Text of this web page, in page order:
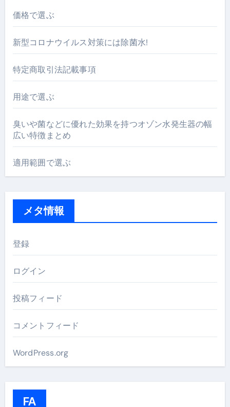
価格で選ぶ
新型コロナウイルス対策には除菌水!
特定商取引法記載事項
用途で選ぶ
臭いや菌などに優れた効果を持つオゾン水発生器の幅
広い特徴まとめ
適用範囲で選ぶ
メタ情報
登録
ログイン
投稿フィード
コメントフィード
WordPress.org
FA